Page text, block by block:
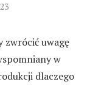
uwagę
w
dlaczego